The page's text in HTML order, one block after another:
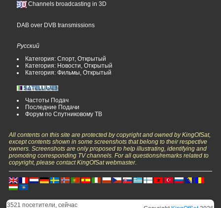
Channels broadcasting in 3D
DAB over DVB transmissions
Русский
Категория: Спорт, Открытый
Категория: Новости, Открытый
Категория: Фильмы, Открытый
Частоты Подач
Последние Подачи
Форум по Спутниковому ТВ
All contents on this site are protected by copyright and owned by KingOfSat,
except contents shown in some screenshots that belong to their respective
owners. Screenshots are only proposed to help illustrating, identifying and
promoting corresponding TV channels. For all questions/remarks related to
copyright, please contact KingOfSat webmaster.
3521 посетители, сейчас